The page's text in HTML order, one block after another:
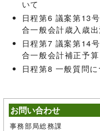
いて
日程第6 議案第13
合一般会計歳入歳
日程第7 議案第14
合一般会計補正予算
日程第8 一般質問に
お問い合わせ
事務部局総務課